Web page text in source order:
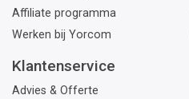
Affiliate programma
Werken bij Yorcom
Klantenservice
Advies & Offerte